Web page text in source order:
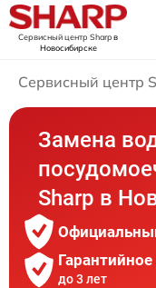
Сервисный центр Sharpв
Новосибирске
Сервисный центр
Замена
Sharp в
до 3 лет